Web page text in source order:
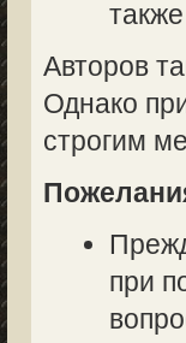
Авторов
Однако
строгим
при